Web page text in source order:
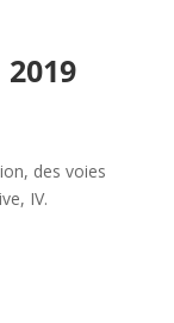
des voies
, IV.